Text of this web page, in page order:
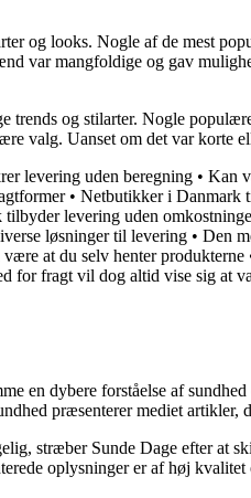
og looks. Nogle af de mest
var mangfoldige og gav
og stilarter. Nogle
valg. Uanset om det var
levering uden beregning • Kan
• Netbutikker i Danmark
levering uden
løsninger til levering • Den
at du selv henter produkterne
for fragt vil dog altid vise sig at
en dybere forståelse af
præsenterer mediet
stræber Sunde Dage efter at
oplysninger er af høj